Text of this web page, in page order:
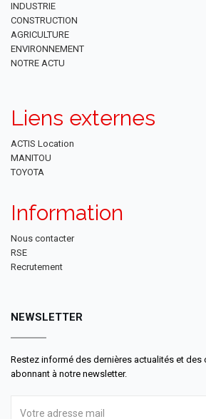
INDUSTRIE
CONSTRUCTION
AGRICULTURE
ENVIRONNEMENT
NOTRE ACTU
Liens externes
ACTIS Location
MANITOU
TOYOTA
Information
Nous contacter
RSE
Recrutement
NEWSLETTER
Restez informé des dernières actualités et
abonnant à notre newsletter.